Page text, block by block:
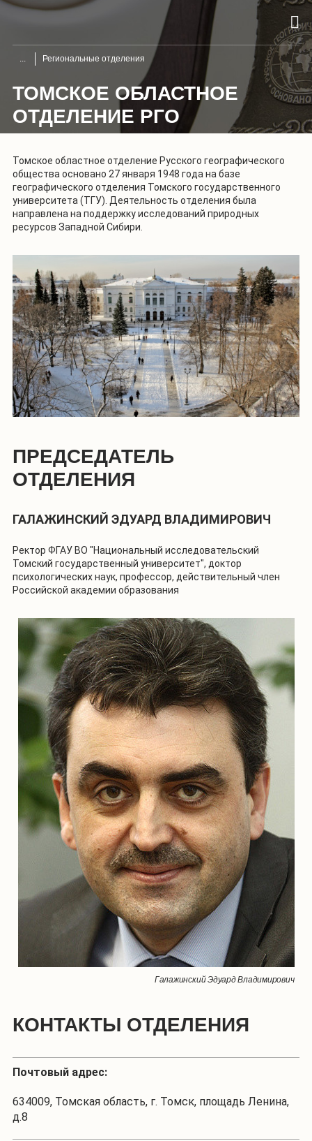
Региональные отделения
ТОМСКОЕ ОБЛАСТНОЕ
ОТДЕЛЕНИЕ РГО
Томское областное отделение Русского географического
общества основано 27 января 1948 года на базе
географического отделения Томского государственного
университета (ТГУ). Деятельность отделения была
направлена на поддержку исследований природных
ресурсов Западной Сибири.
ПРЕДСЕДАТЕЛЬ
ОТДЕЛЕНИЯ
ГАЛАЖИНСКИЙ ЭДУАРД ВЛАДИМИРОВИЧ
Ректор ФГАУ ВО "Национальный исследовательский
Томский государственный университет", доктор
психологических наук, профессор, действительный член
Российской академии образования
Галажинский Эдуард Владимирович
КОНТАКТЫ ОТДЕЛЕНИЯ
Почтовый адрес:
634009, Томская область, г. Томск, площадь Ленина,
д.8